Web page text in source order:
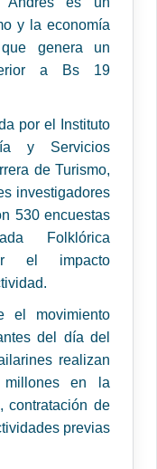
y la economía
genera un
a Bs 19
por el Instituto
y Servicios
de Turismo,
investigadores
530 encuestas
Folklórica
el impacto
el movimiento
del día del
realizan
en la
contratación de
previas